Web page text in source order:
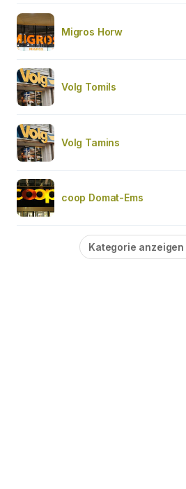
Migros Horw
Volg Tomils
Volg Tamins
coop Domat-Ems
Kategorie anzeigen